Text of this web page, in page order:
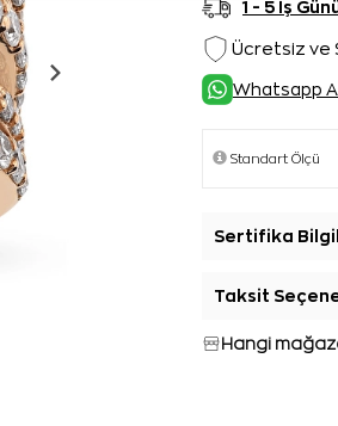
1 - 5 İş
Ücretsiz ve
Whatsapp
Sertifika
Taksit
Hangi